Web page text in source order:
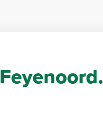
Feyenoord.